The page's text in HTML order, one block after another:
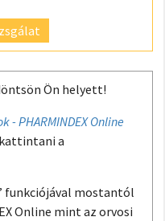
Ön helyett!
- PHARMINDEX Online
a
funkciójával mostantól
Online mint az orvosi